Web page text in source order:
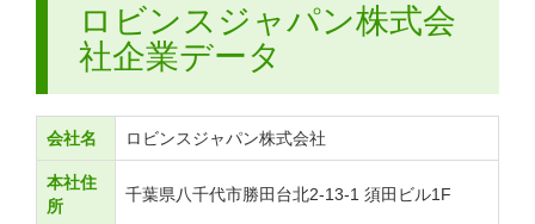
ロビンスジャパン株式会
社企業データ
会社名 ロビンスジャパン株式会社
本社住
所
千葉県八千代市勝田台北2-13-1 須田ビル1F